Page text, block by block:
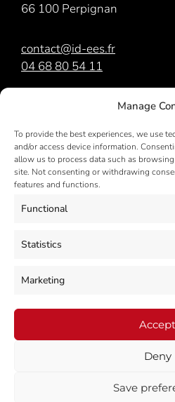
Manage
To provide the best experiences, we use
and/or access device information.
allow us to process data such as
site. Not consenting or withdrawing
features and functions.
Functional
Statistics
Marketing
Accept
Deny
Save
66 100 Perpignan
contact@id-ees.fr
04 68 80 54 11
est membre du
NOS
Copyright © 2026 iD-ées. All rights